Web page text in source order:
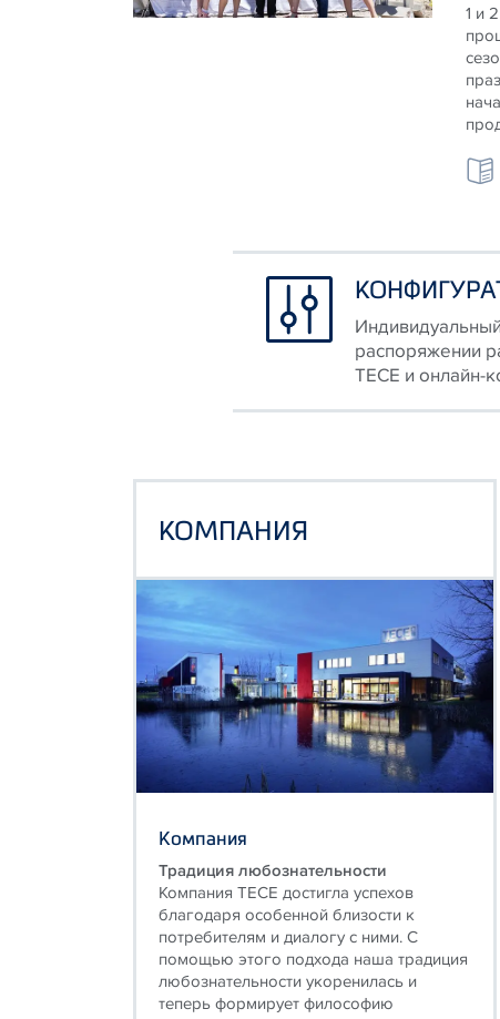
1 и
распоряжении
TECE и онлайн-
КОМПАНИЯ
Компания
Традиция любознательности
Компания TECE достигла успехов
благодаря особенной близости к
потребителям и диалогу с ними. С
помощью этого подхода наша традиция
любознательности укоренилась и
теперь формирует философию